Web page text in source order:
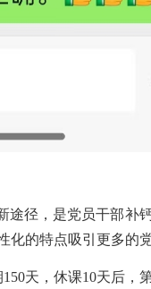
途径，是党员干部补
的特点吸引更多的
150天，休课10天后，